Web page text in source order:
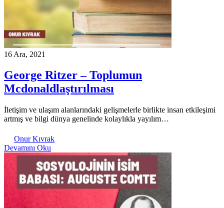
16 Ara, 2021
George Ritzer – Toplumun
Mcdonaldlaştırılması
İletişim ve ulaşım alanlarındaki gelişmelerle birlikte insan etkileşimi
artmış ve bilgi dünya genelinde kolaylıkla yayılım…
Onur Kıvrak
Devamını Oku